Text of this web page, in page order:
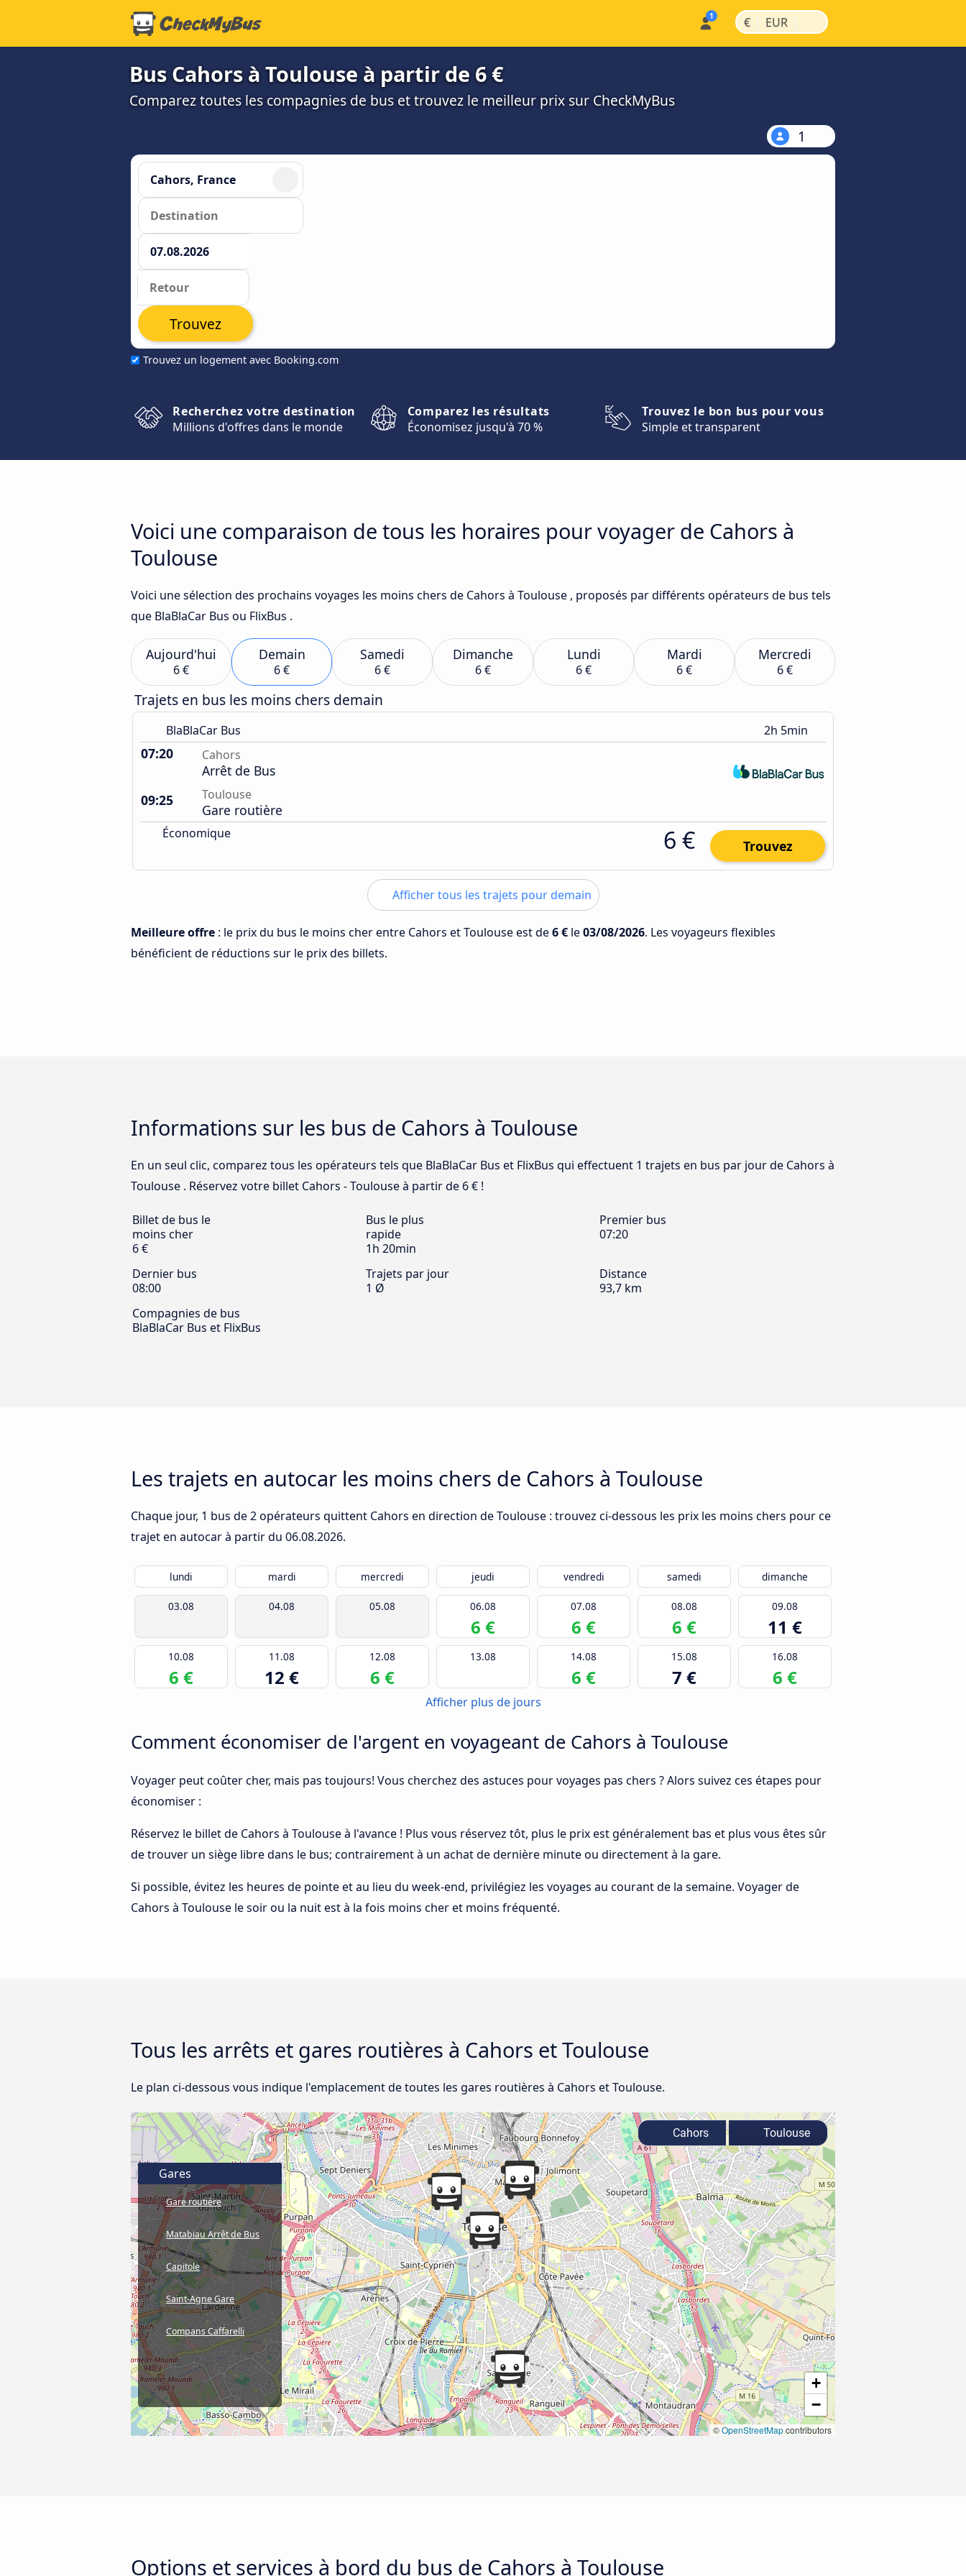
€ | EUR |
Bus Cahors à Toulouse à partir de 6 €
Comparez toutes les compagnies de bus et trouvez le meilleur prix sur CheckMyBus
1
Trouvez un logement avec Booking.com
Trouvez
Recherchez votre destination
Millions d'offres dans le monde
Comparez les résultats
Économisez jusqu'à 70 %
Trouvez le bon bus pour vous
Simple et transparent
Voici une comparaison de tous les horaires pour voyager de Cahors à
Toulouse
Voici une sélection des prochains voyages les moins chers de Cahors à Toulouse , proposés par différents opérateurs de bus tels
que BlaBlaCar Bus ou FlixBus .
Aujourd'hui
6 €
Demain
6 €
Samedi
6 €
Dimanche
6 €
Lundi
6 €
Mardi
6 €
Mercredi
6 €
Trajets en bus les moins chers demain
BlaBlaCar Bus 2h 5min
07:20 Cahors
Arrêt de Bus
09:25
Toulouse
Gare routière
Économique 6 € Trouvez
Afficher tous les trajets pour demain
Meilleure offre : le prix du bus le moins cher entre Cahors et Toulouse est de6 € le03/08/2026. Les voyageurs flexibles
bénéficient de réductions sur le prix des billets.
Informations sur les bus de Cahors à Toulouse
En un seul clic, comparez tous les opérateurs tels que BlaBlaCar Bus et FlixBus qui effectuent 1 trajets en bus par jour de Cahors à
Toulouse . Réservez votre billet Cahors - Toulouse à partir de 6 € !
Billet de bus le
moins cher
6 €
Bus le plus
rapide
1h 20min
Premier bus
07:20
Dernier bus
08:00
Trajets par jour
1 Ø
Distance
93,7 km
Compagnies de bus
BlaBlaCar Bus et FlixBus
Les trajets en autocar les moins chers de Cahors à Toulouse
Chaque jour, 1 bus de 2 opérateurs quittent Cahors en direction de Toulouse : trouvez ci-dessous les prix les moins chers pour ce
trajet en autocar à partir du 06.08.2026.
lundi mardi mercredi jeudi vendredi samedi dimanche
03.08 04.08 05.08 06.08
6 €
07.08
6 €
08.08
6 €
09.08
11 €
10.08
6 €
11.08
12 €
12.08
6 €
13.08 14.08
6 €
15.08
7 €
16.08
6 €
Afficher plus de jours
Comment économiser de l'argent en voyageant de Cahors à Toulouse
Voyager peut coûter cher, mais pas toujours! Vous cherchez des astuces pour voyages pas chers ? Alors suivez ces étapes pour
économiser :
Réservez le billet de Cahors à Toulouse à l'avance ! Plus vous réservez tôt, plus le prix est généralement bas et plus vous êtes sûr
de trouver un siège libre dans le bus; contrairement à un achat de dernière minute ou directement à la gare.
Si possible, évitez les heures de pointe et au lieu du week-end, privilégiez les voyages au courant de la semaine. Voyager de
Cahors à Toulouse le soir ou la nuit est à la fois moins cher et moins fréquenté.
Tous les arrêts et gares routières à Cahors et Toulouse
Le plan ci-dessous vous indique l'emplacement de toutes les gares routières à Cahors et Toulouse.
+
−
©OpenStreetMapcontributors
Gares
Gare routière
Matabiau Arrêt de Bus
Capitole
Saint-Agne Gare
Compans Caffarelli
Cahors Toulouse
Options et services à bord du bus de Cahors à Toulouse